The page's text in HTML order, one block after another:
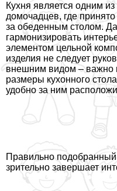
Кухня является одним
домочадцев, где
за обеденным столом.
гармонизировать
элементом цельной
изделия не следует
внешним видом – важно
размеры кухонного
удобно за ним
Правильно подобранный
зрительно завершает